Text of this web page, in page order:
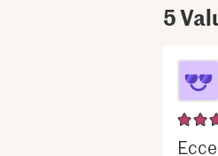
5